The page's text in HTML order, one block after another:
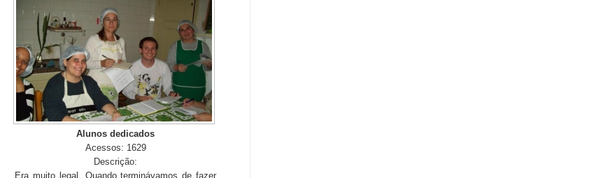
Alunos dedicados
Acessos: 1629
Descrição:
Era muito legal. Quando terminávamos de fazer